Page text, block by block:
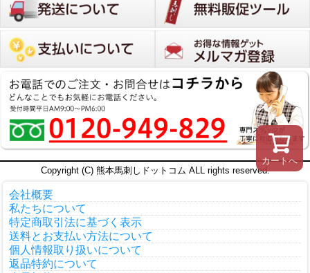
カートへ
Copyright (C) 熊本馬刺しドットコム ALL rights reserved.
会社概要
私たちについて
特定商取引法に基づく表示
送料とお支払い方法について
個人情報取り扱いについて
返品特約について